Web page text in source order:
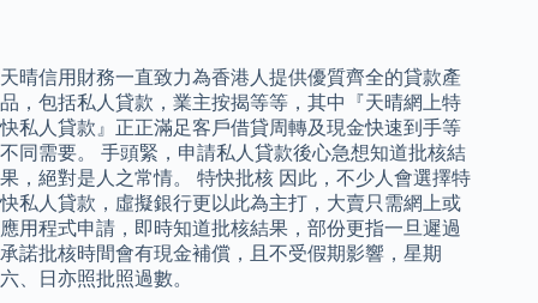
天晴信用財務一直致力為香港人提供優質齊全的貸款產
品，包括私人貸款，業主按揭等等，其中『天晴網上特
快私人貸款』正正滿足客戶借貸周轉及現金快速到手等
不同需要。 手頭緊，申請私人貸款後心急想知道批核結
果，絕對是人之常情。 特快批核 因此，不少人會選擇特
快私人貸款，虛擬銀行更以此為主打，大賣只需網上或
應用程式申請，即時知道批核結果，部份更指一旦遲過
承諾批核時間會有現金補償，且不受假期影響，星期
六、日亦照批照過數。